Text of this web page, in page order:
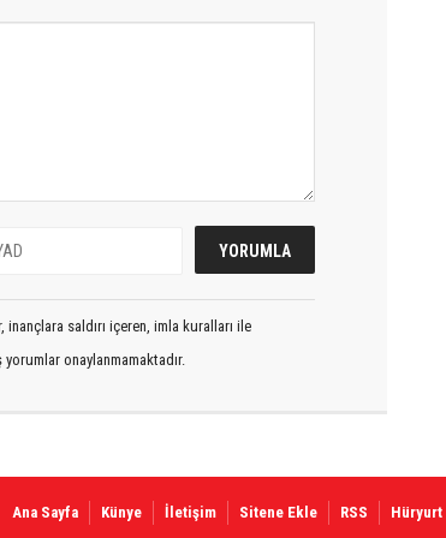
saldırı içeren, imla kuralları ile
onaylanmamaktadır.
Ana Sayfa Künye İletişim Sitene Ekle RSS Hüryurt